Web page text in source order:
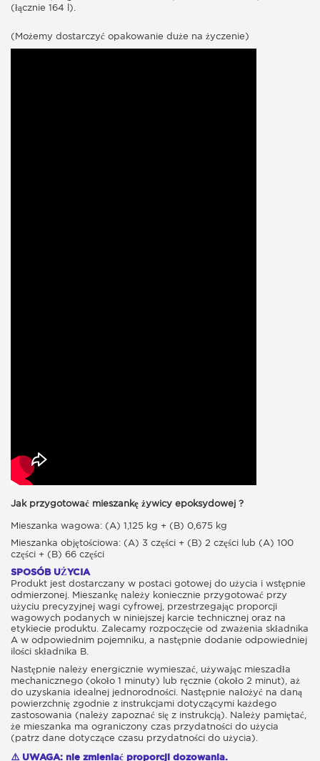
(łącznie 164 l).
(Możemy dostarczyć opakowanie duże na życzenie)
Jak przygotować mieszankę żywicy epoksydowej ?
Mieszanka wagowa: (A) 1,125 kg + (B) 0,675 kg
Mieszanka objętościowa: (A) 3 części + (B) 2 części lub (A) 100
części + (B) 66 części
SPOSÓB UŻYCIA
Produkt jest dostarczany w postaci gotowej do użycia i wstępnie
odmierzonej. Mieszankę należy koniecznie przygotować przy
użyciu precyzyjnej wagi cyfrowej, przestrzegając proporcji
wagowych podanych w niniejszej karcie technicznej oraz na
etykiecie produktu. Zalecamy rozpoczęcie od zważenia składnika
A w odpowiednim pojemniku, a następnie dodanie odpowiedniej
ilości składnika B.
Następnie należy energicznie wymieszać, używając mieszadła
mechanicznego (około 1 minuty) lub ręcznie (około 2 minut), aż
do uzyskania idealnej jednorodności. Następnie nałożyć na daną
powierzchnię zgodnie z instrukcjami dotyczącymi każdego
zastosowania (należy zapoznać się z instrukcją). Należy pamiętać,
że mieszanka ma ograniczony czas przydatności do użycia
(patrz dane dotyczące czasu przydatności do użycia).
⚠️ UWAGA: nie zmieniać proporcji dozowania.